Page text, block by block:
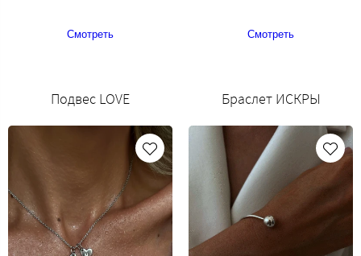
Смотреть Смотреть
Подвес LOVE Браслет ИСКРЫ